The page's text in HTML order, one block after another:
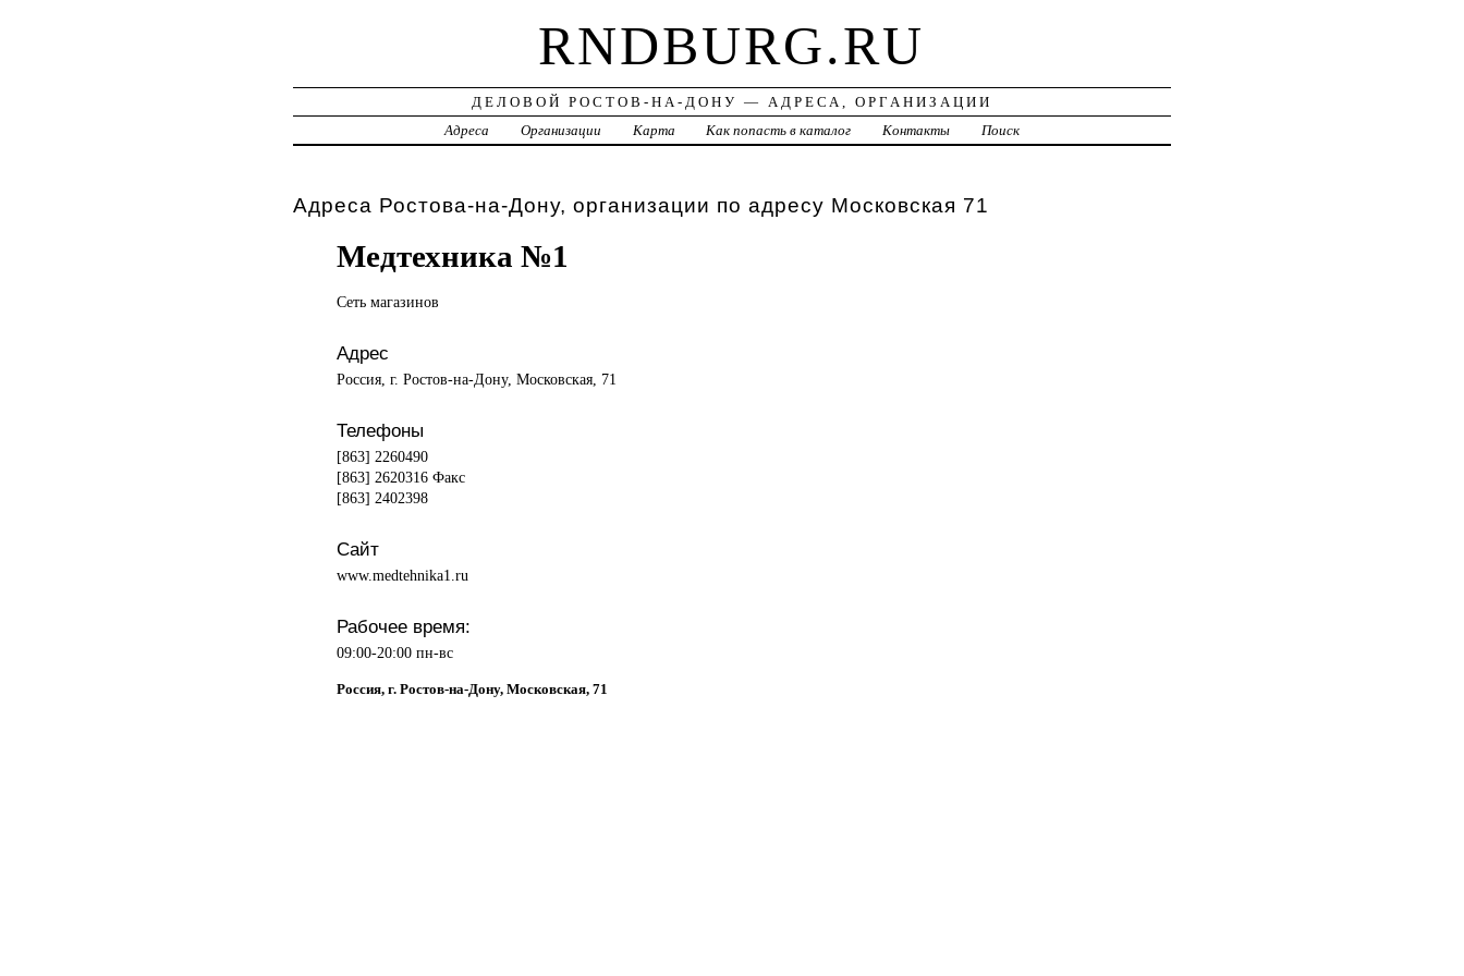
RNDBURG.RU
ДЕЛОВОЙ РОСТОВ-НА-ДОНУ — АДРЕСА, ОРГАНИЗАЦИИ
Адреса
Организации Карта Как попасть в каталог Контакты Поиск
Адреса Ростова-на-Дону, организации по адресу Московская 71
Медтехника №1
Сеть магазинов
Адрес
Россия, г. Ростов-на-Дону, Московская, 71
Телефоны
[863] 2260490
[863] 2620316 Факс
[863] 2402398
Сайт
www.medtehnika1.ru
Рабочее время:
09:00-20:00 пн-вс
Россия, г. Ростов-на-Дону, Московская, 71